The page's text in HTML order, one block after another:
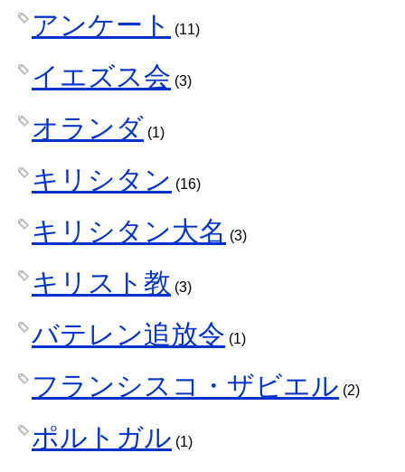
アンケート (11)
イエズス会 (3)
オランダ (1)
キリシタン (16)
キリシタン大名 (3)
キリスト教 (3)
バテレン追放令 (1)
フランシスコ・ザビエル (2)
ポルトガル (1)